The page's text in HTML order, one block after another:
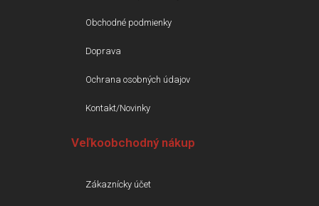
Obchodné podmienky
Doprava
Ochrana osobných údajov
Kontakt/Novinky
Veľkoobchodný nákup
Zákaznícky účet